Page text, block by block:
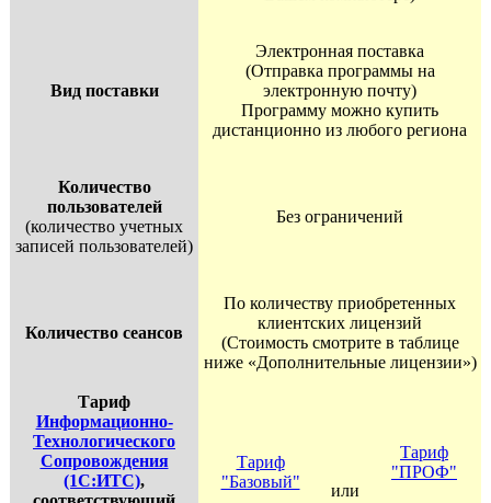
Вид поставки
Электронная поставка
(Отправка программы на
электронную почту)
Программу можно купить
дистанционно из любого региона
Количество
пользователей
(количество учетных
записей пользователей)
Без ограничений
Количество сеансов
По количеству приобретенных
клиентских лицензий
(Стоимость смотрите в таблице
ниже «Дополнительные лицензии»)
Тариф
Информационно-
Технологического
Сопровождения
(1С:ИТС),
Тариф
"Базовый"
или
Тариф
"ПРОФ"